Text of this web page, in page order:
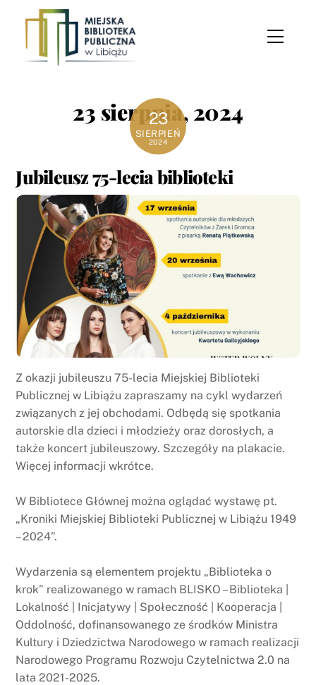
content
Menu
23 sierpnia, 2024
23
SIERPIEŃ
2024
Jubileusz 75-lecia biblioteki
Z okazji jubileuszu 75-lecia Miejskiej Biblioteki
Publicznej w Libiążu zapraszamy na cykl wydarzeń
związanych z jej obchodami. Odbędą się spotkania
autorskie dla dzieci i młodzieży oraz dorosłych, a
także koncert jubileuszowy. Szczegóły na plakacie.
Więcej informacji wkrótce.
W Bibliotece Głównej można oglądać wystawę pt.
„Kroniki Miejskiej Biblioteki Publicznej w Libiążu 1949
– 2024”.
Wydarzenia są elementem projektu „Biblioteka o
krok” realizowanego w ramach BLISKO – Biblioteka |
Lokalność | Inicjatywy | Społeczność | Kooperacja |
Oddolność, dofinansowanego ze środków Ministra
Kultury i Dziedzictwa Narodowego w ramach realizacji
Narodowego Programu Rozwoju Czytelnictwa 2.0 na
lata 2021-2025.